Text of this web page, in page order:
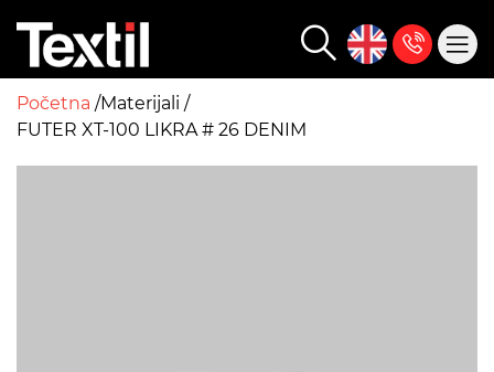
Početna Materijali
FUTER XT-100 LIKRA # 26 DENIM